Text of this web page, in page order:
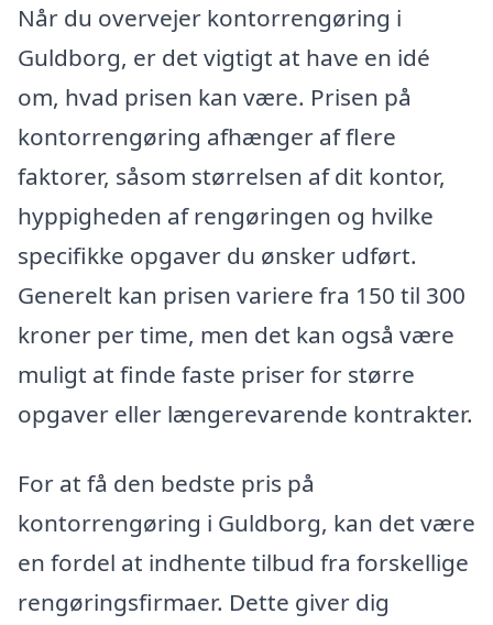
Når du overvejer kontorrengøring i
Guldborg, er det vigtigt at have en idé
om, hvad prisen kan være. Prisen på
kontorrengøring afhænger af flere
faktorer, såsom størrelsen af dit kontor,
hyppigheden af rengøringen og hvilke
specifikke opgaver du ønsker udført.
Generelt kan prisen variere fra 150 til 300
kroner per time, men det kan også være
muligt at finde faste priser for større
opgaver eller længerevarende kontrakter.
For at få den bedste pris på
kontorrengøring i Guldborg, kan det være
en fordel at indhente tilbud fra forskellige
rengøringsfirmaer. Dette giver dig